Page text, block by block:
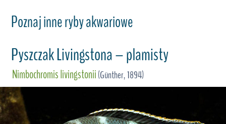
Poznaj inne ryby akwariowe
Pyszczak Livingstona – plamisty
Nimbochromis livingstonii(Günther, 1894)